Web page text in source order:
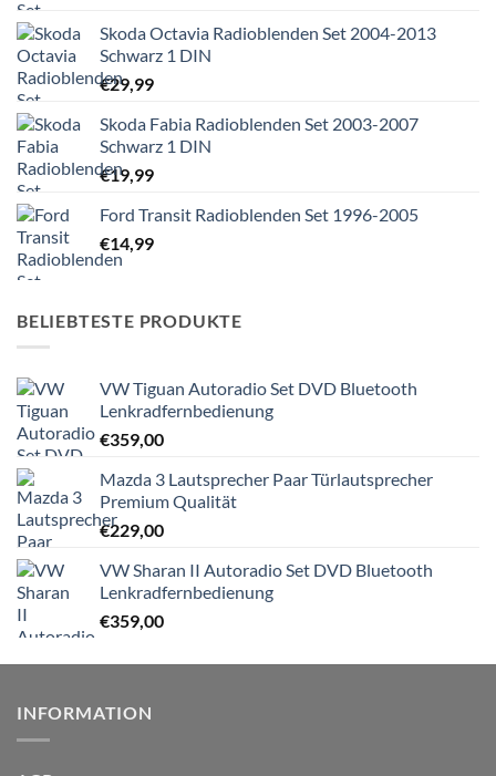
Skoda Octavia Radioblenden Set 2004-2013
Schwarz 1 DIN
€29,99
Skoda Fabia Radioblenden Set 2003-2007
Schwarz 1 DIN
€19,99
Ford Transit Radioblenden Set 1996-2005
€14,99
BELIEBTESTE PRODUKTE
VW Tiguan Autoradio Set DVD Bluetooth
Lenkradfernbedienung
€359,00
Mazda 3 Lautsprecher Paar Türlautsprecher
Premium Qualität
€229,00
VW Sharan II Autoradio Set DVD Bluetooth
Lenkradfernbedienung
€359,00
INFORMATION